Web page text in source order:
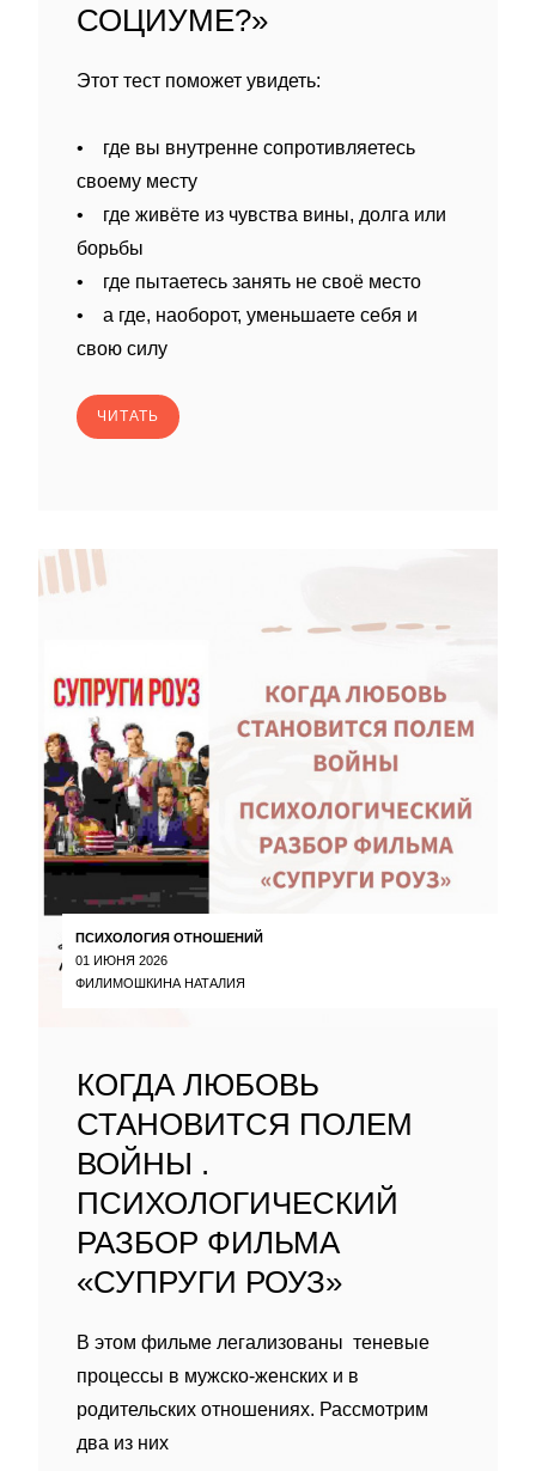
СОЦИУМЕ?»
Этот тест поможет увидеть:
• где вы внутренне сопротивляетесь
своему месту
• где живёте из чувства вины, долга или
борьбы
• где пытаетесь занять не своё место
• а где, наоборот, уменьшаете себя и
свою силу
ЧИТАТЬ
ПСИХОЛОГИЯ ОТНОШЕНИЙ
01 ИЮНЯ 2026
ФИЛИМОШКИНА НАТАЛИЯ
КОГДА ЛЮБОВЬ
СТАНОВИТСЯ ПОЛЕМ
ВОЙНЫ .
ПСИХОЛОГИЧЕСКИЙ
РАЗБОР ФИЛЬМА
«СУПРУГИ РОУЗ»
В этом фильме легализованы теневые
процессы в мужско-женских и в
родительских отношениях. Рассмотрим
два из них